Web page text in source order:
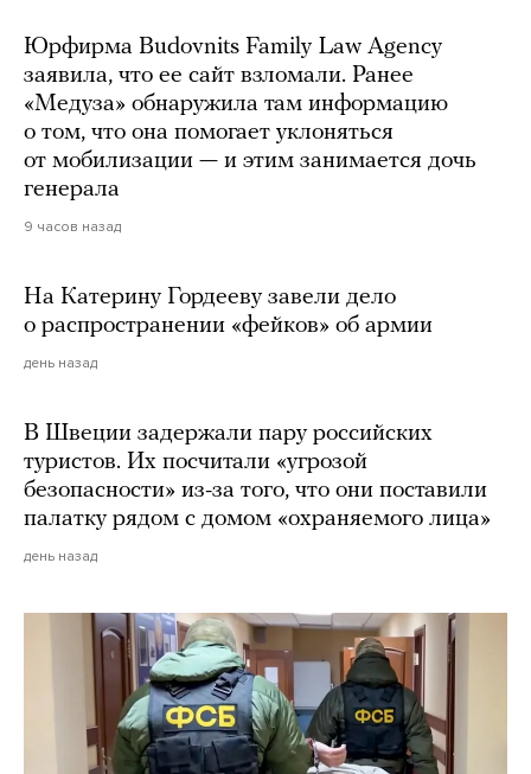
Юрфирма Budovnits Family Law Agency
заявила, что ее сайт взломали. Ранее
«Медуза» обнаружила там информацию
о том, что она помогает уклоняться
от мобилизации — и этим занимается дочь
генерала
9 часов назад
На Катерину Гордееву завели дело
о распространении «фейков» об армии
день назад
В Швеции задержали пару российских
туристов. Их посчитали «угрозой
безопасности» из-за того, что они поставили
палатку рядом с домом «охраняемого лица»
день назад